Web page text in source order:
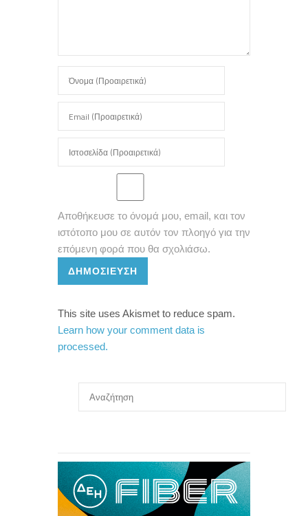
Αποθήκευσε το όνομά μου, email, και τον
ιστότοπο μου σε αυτόν τον πλοηγό για την
επόμενη φορά που θα σχολιάσω.
ΔΗΜΟΣΊΕΥΣΗ
This site uses Akismet to reduce spam.
Learn how your comment data is
processed.